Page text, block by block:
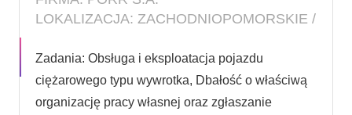
LOKALIZACJA: ZACHODNIOPOMORSKIE /
Zadania: Obsługa i eksploatacja pojazdu
ciężarowego typu wywrotka, Dbałość o właściwą
organizację pracy własnej oraz zgłaszanie